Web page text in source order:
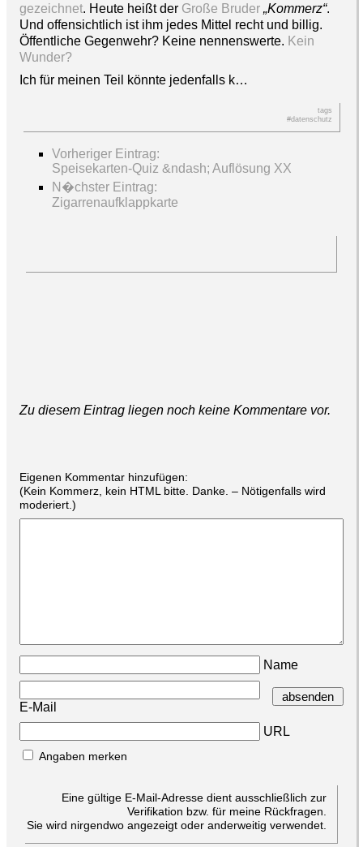
gezeichnet. Heute heißt der Große Bruder „Kommerz“.
Und offensichtlich ist ihm jedes Mittel recht und billig.
Öffentliche Gegenwehr? Keine nennenswerte. Kein
Wunder?
Ich für meinen Teil könnte jedenfalls k…
tags
#datenschutz
Vorheriger Eintrag:
Speisekarten-Quiz &ndash; Auflösung XX
N�chster Eintrag:
Zigarrenaufklappkarte
Zu diesem Eintrag liegen noch keine Kommentare vor.
Eigenen Kommentar hinzufügen:
(Kein Kommerz, kein HTML bitte. Danke. – Nötigenfalls wird
moderiert.)
Name
E-Mail
URL
Angaben merken
Eine gültige E-Mail-Adresse dient ausschließlich zur
Verifikation bzw. für meine Rückfragen.
Sie wird nirgendwo angezeigt oder anderweitig verwendet.